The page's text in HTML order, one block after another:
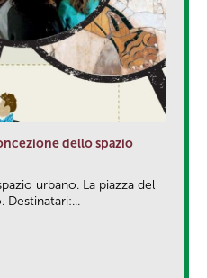
dello spazio
urbano. La piazza del
Destinatari:...